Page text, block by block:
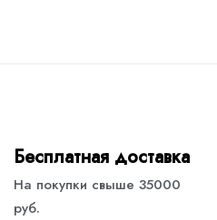
Бесплатная доставка
На покупки свыше 35000
руб.